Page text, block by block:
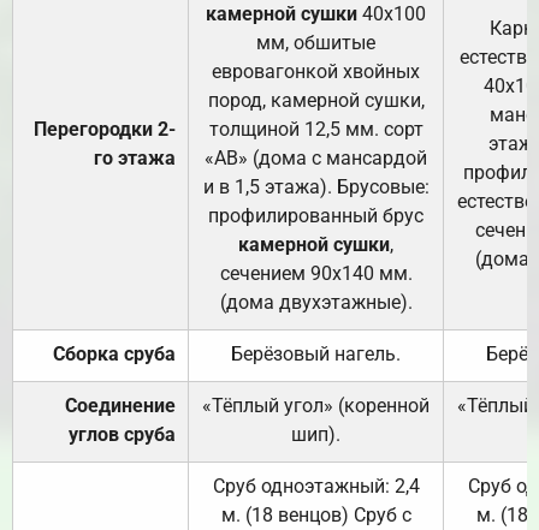
Перегородки 2-
го этажа
камерной сушки 40х100
мм, обшитые
евровагонкой хвойных
пород, камерной сушки,
толщиной 12,5 мм. сорт
«АВ» (дома с мансардой
и в 1,5 этажа). Брусовые:
профилированный брус
камерной сушки,
сечением 90х140 мм.
(дома двухэтажные).
(дома
Сборка сруба Берёзовый нагель.
Соединение
углов сруба
«Тёплый угол» (коренной
шип).
«Тёплый
Сруб одноэтажный: 2,4
м. (18 венцов) Сруб с
Сруб
м. (18